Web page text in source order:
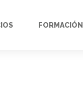
FORMACIÓN